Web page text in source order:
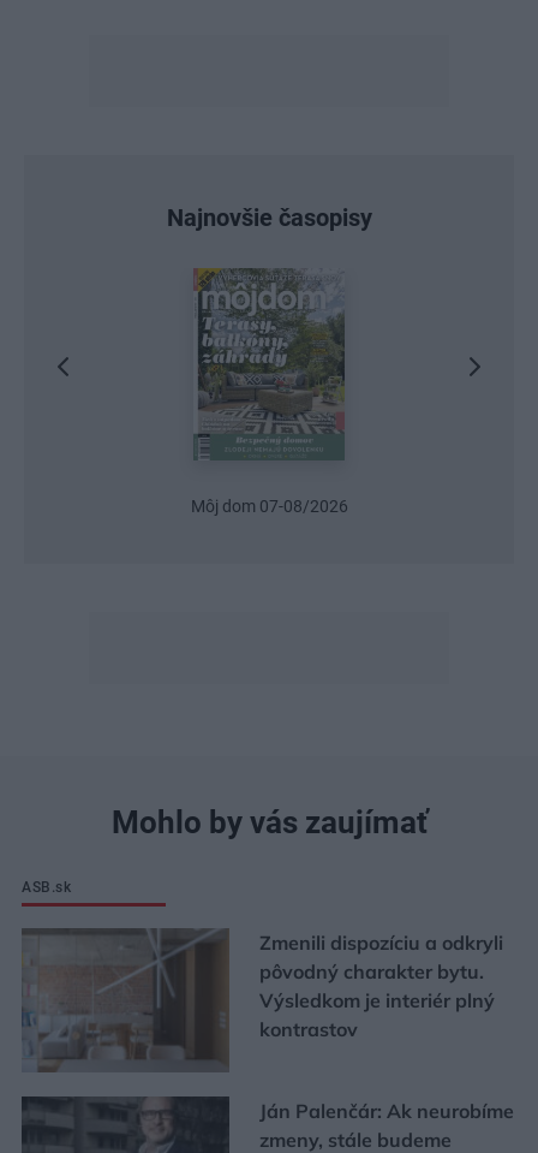
Najnovšie časopisy
Môj dom 07-08/2026
Mohlo by vás zaujímať
ASB.sk
Zmenili dispozíciu a odkryli
pôvodný charakter bytu.
Výsledkom je interiér plný
kontrastov
Ján Palenčár: Ak neurobíme
zmeny, stále budeme